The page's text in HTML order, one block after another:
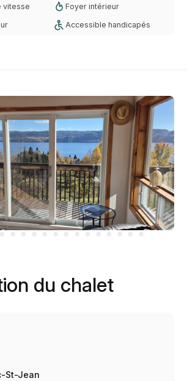
vitesse Foyer intérieur
Accessible handicapés
du chalet
St-Jean